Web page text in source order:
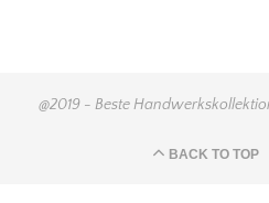
@2019 - Beste
BACK TO TOP